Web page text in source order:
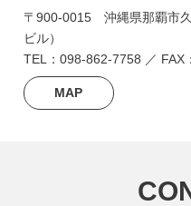
〒900-0015 沖縄県那覇市
ビル）
TEL：098-862-7758 ／ FAX
MAP